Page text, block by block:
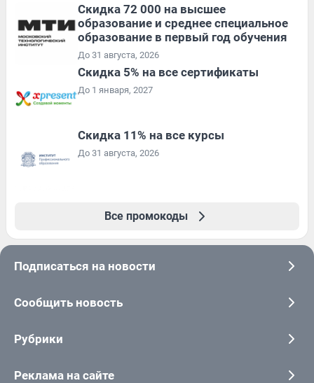
Скидка 72 000 на высшее
образование и среднее специальное
образование в первый год обучения
До 31 августа, 2026
Скидка 5% на все сертификаты
До 1 января, 2027
Скидка 11% на все курсы
До 31 августа, 2026
Все промокоды
Подписаться на новости
Сообщить новость
Рубрики
Реклама на сайте